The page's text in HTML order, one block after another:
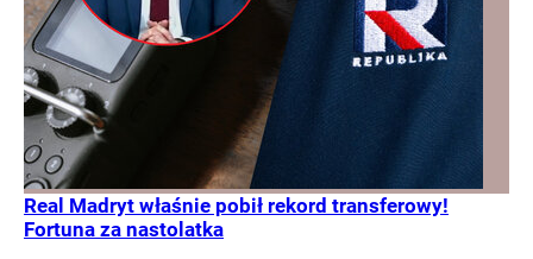
Real Madryt właśnie pobił rekord transferowy!
Fortuna za nastolatka